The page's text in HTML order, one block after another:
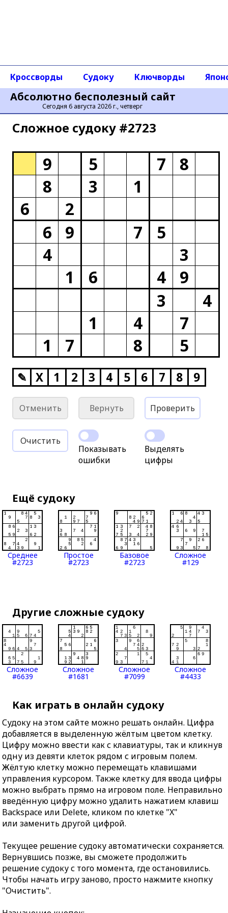
Абсолютно бесполезный сайт
Сегодня 6 августа 2026 г., четверг
Кроссворды Судоку Ключворды
Сложное cудоку #2723
9 5 7
8
8
3
1
6
2
6
9 7
5
4
3
1
6 4
9
3
4
1
4
7
1
7 8 5
✎ X 1 2 3 4 5 6 7 8 9
Отменить Вернуть Проверить
Очистить
Показывать
ошибки
Выделять
цифры
Ещё судоку
Среднее
#2723
Простое
#2723
Базовое
#2723
Сложное
#129
Другие сложные судоку
Сложное
#6639
Сложное
#1681
Сложное
#7099
Сложное
#4433
Как играть в онлайн судоку
Судоку на этом сайте можно решать онлайн. Цифра
добавляется в выделенную жёлтым цветом клетку.
Цифру можно ввести как с клавиатуры, так и кликнув
одну из девяти клеток рядом с игровым полем.
Жёлтую клетку можно перемещать клавишами
управления курсором. Также клетку для ввода цифры
можно выбрать прямо на игровом поле. Неправильно
введённую цифру можно удалить нажатием клавиш
Backspace или Delete, кликом по клетке "X"
или заменить другой цифрой.
Текущее решение судоку автоматически сохраняется.
Вернувшись позже, вы сможете продолжить
решение судоку с того момента, где остановились.
Чтобы начать игру заново, просто нажмите кнопку
"Очистить".